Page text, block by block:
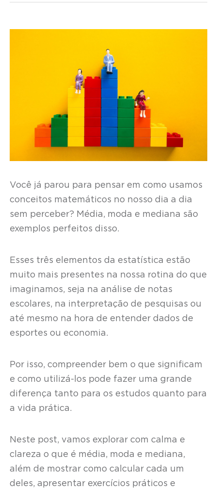
Você já parou para pensar em como usamos
conceitos matemáticos no nosso dia a dia
sem perceber? Média, moda e mediana são
exemplos perfeitos disso.
Esses três elementos da estatística estão
muito mais presentes na nossa rotina do que
imaginamos, seja na análise de notas
escolares, na interpretação de pesquisas ou
até mesmo na hora de entender dados de
esportes ou economia.
Por isso, compreender bem o que significam
e como utilizá-los pode fazer uma grande
diferença tanto para os estudos quanto para
a vida prática.
Neste post, vamos explorar com calma e
clareza o que é média, moda e mediana,
além de mostrar como calcular cada um
deles, apresentar exercícios práticos e